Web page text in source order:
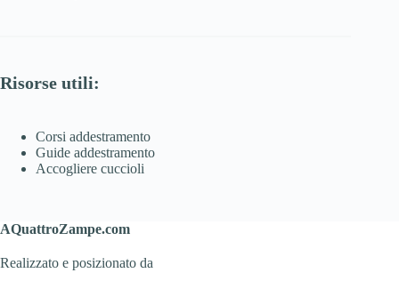
Risorse utili:
Corsi addestramento
Guide addestramento
Accogliere cuccioli
AQuattroZampe.com
Realizzato e posizionato da